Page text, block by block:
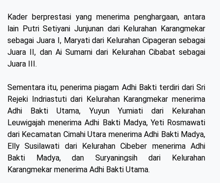
Kader berprestasi yang menerima penghargaan, antara
lain Putri Setiyani Junjunan dari Kelurahan Karangmekar
sebagai Juara I, Maryati dari Kelurahan Cipageran sebagai
Juara II, dan Ai Sumarni dari Kelurahan Cibabat sebagai
Juara III.
Sementara itu, penerima piagam Adhi Bakti terdiri dari Sri
Rejeki Indriastuti dari Kelurahan Karangmekar menerima
Adhi Bakti Utama, Yuyun Yumiati dari Kelurahan
Leuwigajah menerima Adhi Bakti Madya, Yeti Rosmawati
dari Kecamatan Cimahi Utara menerima Adhi Bakti Madya,
Elly Susilawati dari Kelurahan Cibeber menerima Adhi
Bakti Madya, dan Suryaningsih dari Kelurahan
Karangmekar menerima Adhi Bakti Utama.